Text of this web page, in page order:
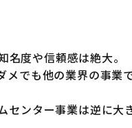
度や信頼感は絶大。
メでも他の業界の事業
センター事業は逆に大